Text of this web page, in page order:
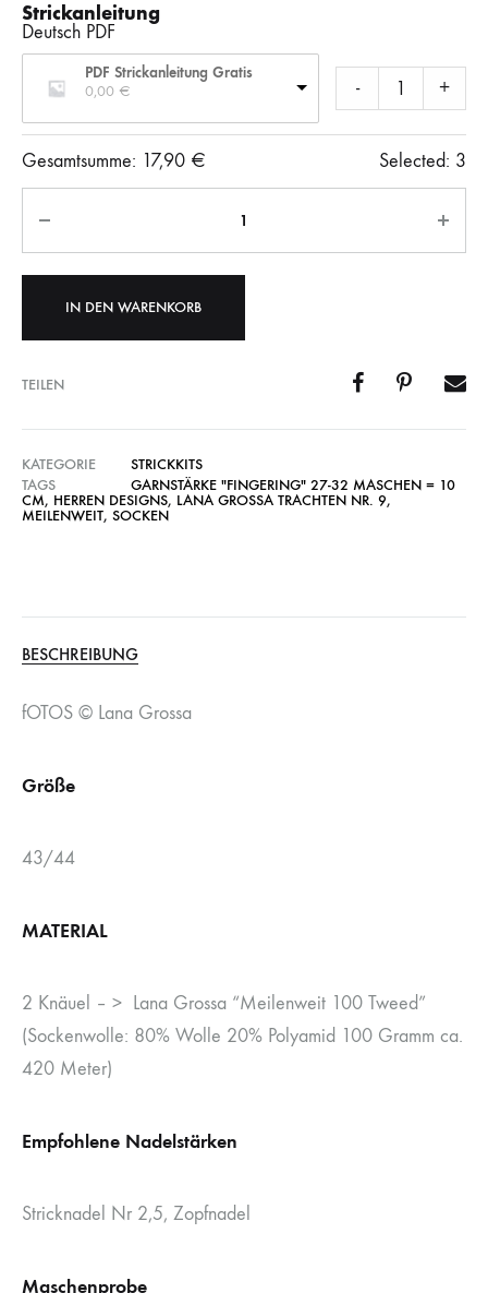
Strickanleitung
Deutsch PDF
PDF Strickanleitung Gratis
0,00 € - +
Gesamtsumme: 17,90 € Selected: 3
IN DEN WARENKORB
TEILEN
KATEGORIE
STRICKKITS
TAGS
GARNSTÄRKE "FINGERING" 27-32 MASCHEN = 10
CM, HERREN DESIGNS, LANA GROSSA TRACHTEN NR. 9,
MEILENWEIT, SOCKEN
BESCHREIBUNG
fOTOS © Lana Grossa
Größe
43/44
MATERIAL
2 Knäuel – > Lana Grossa “Meilenweit 100 Tweed”
(Sockenwolle: 80% Wolle 20% Polyamid 100 Gramm ca.
420 Meter)
Empfohlene Nadelstärken
Stricknadel Nr 2,5, Zopfnadel
Maschenprobe